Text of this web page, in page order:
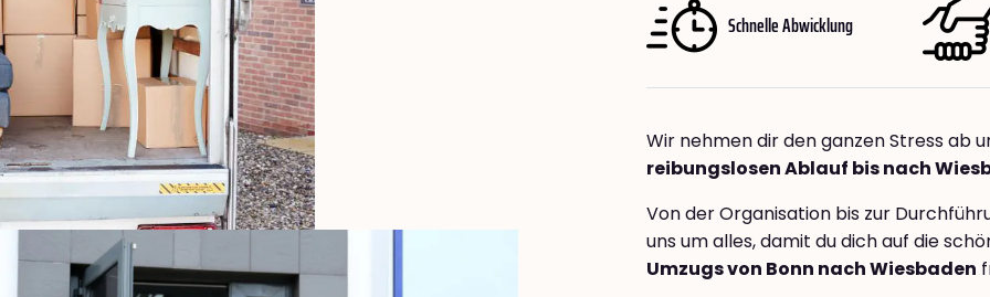
Schnelle Abwicklung
Wir nehmen dir den ganzen Stress ab
reibungslosen Ablauf bis nach
Von der Organisation bis zur
uns um alles, damit du dich auf die
Umzugs von Bonn nach Wiesbaden